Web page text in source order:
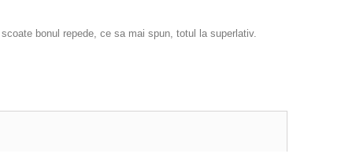
bonul repede, ce sa mai spun, totul la superlativ.